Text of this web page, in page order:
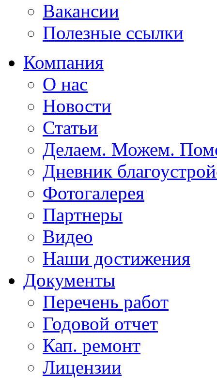
Вакансии
Полезные ссылки
Компания
О нас
Новости
Статьи
Делаем. Можем.
Дневник
Фотогалерея
Партнеры
Видео
Наши достижения
Документы
Перечень работ
Годовой отчет
Кап. ремонт
Лицензии